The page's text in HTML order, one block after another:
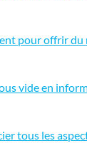
pour offrir
vide en
tous les